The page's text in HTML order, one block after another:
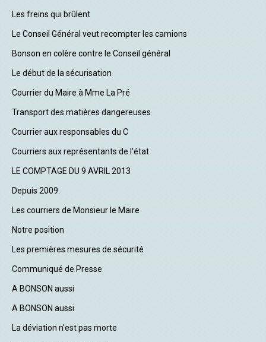
Les freins qui brûlent
Le Conseil Général veut recompter les camions
Bonson en colère contre le Conseil général
Le début de la sécurisation
Courrier du Maire à Mme La Pré
Transport des matières dangereuses
Courrier aux responsables du C
Courriers aux représentants de l'état
LE COMPTAGE DU 9 AVRIL 2013
Depuis 2009.
Les courriers de Monsieur le Maire
Notre position
Les premières mesures de sécurité
Communiqué de Presse
A BONSON aussi
A BONSON aussi
La déviation n'est pas morte